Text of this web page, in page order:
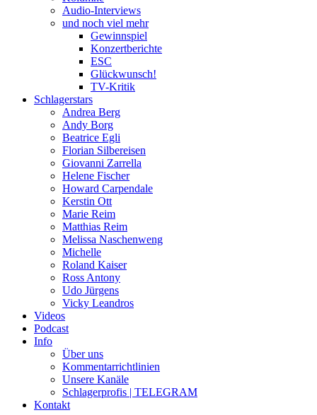
Audio-Interviews
und noch viel mehr
Gewinnspiel
Konzertberichte
ESC
Glückwunsch!
TV-Kritik
Schlagerstars
Andrea Berg
Andy Borg
Beatrice Egli
Florian Silbereisen
Giovanni Zarrella
Helene Fischer
Howard Carpendale
Kerstin Ott
Marie Reim
Matthias Reim
Melissa Naschenweng
Michelle
Roland Kaiser
Ross Antony
Udo Jürgens
Vicky Leandros
Videos
Podcast
Info
Über uns
Kommentarrichtlinien
Unsere Kanäle
Schlagerprofis | TELEGRAM
Kontakt